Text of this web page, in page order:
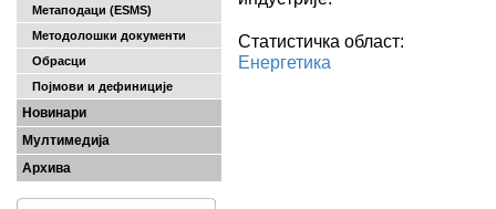
Метаподаци (ESMS)
Методолошки документи
Обрасци
Појмови и дефиниције
Новинари
Мултимедија
Архива
Статистичка област:
Енергетика